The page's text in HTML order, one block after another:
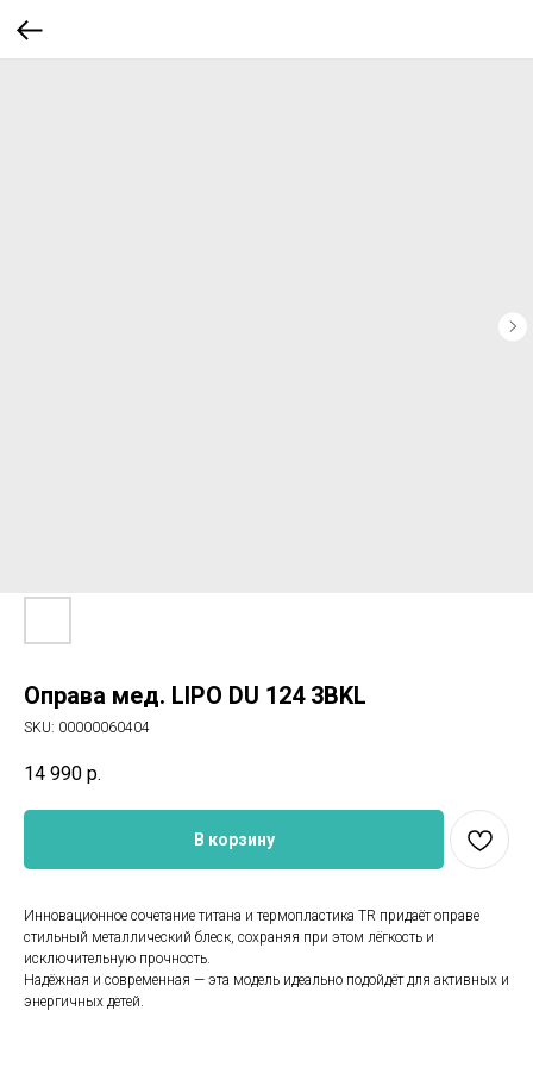
Оправа мед. LIPO DU 124 3BKL
SKU: 00000060404
14 990 р.
В корзину
Инновационное сочетание титана и термопластика TR придаёт оправе
стильный металлический блеск, сохраняя при этом лёгкость и
исключительную прочность.
Надёжная и современная — эта модель идеально подойдёт для активных и
энергичных детей.